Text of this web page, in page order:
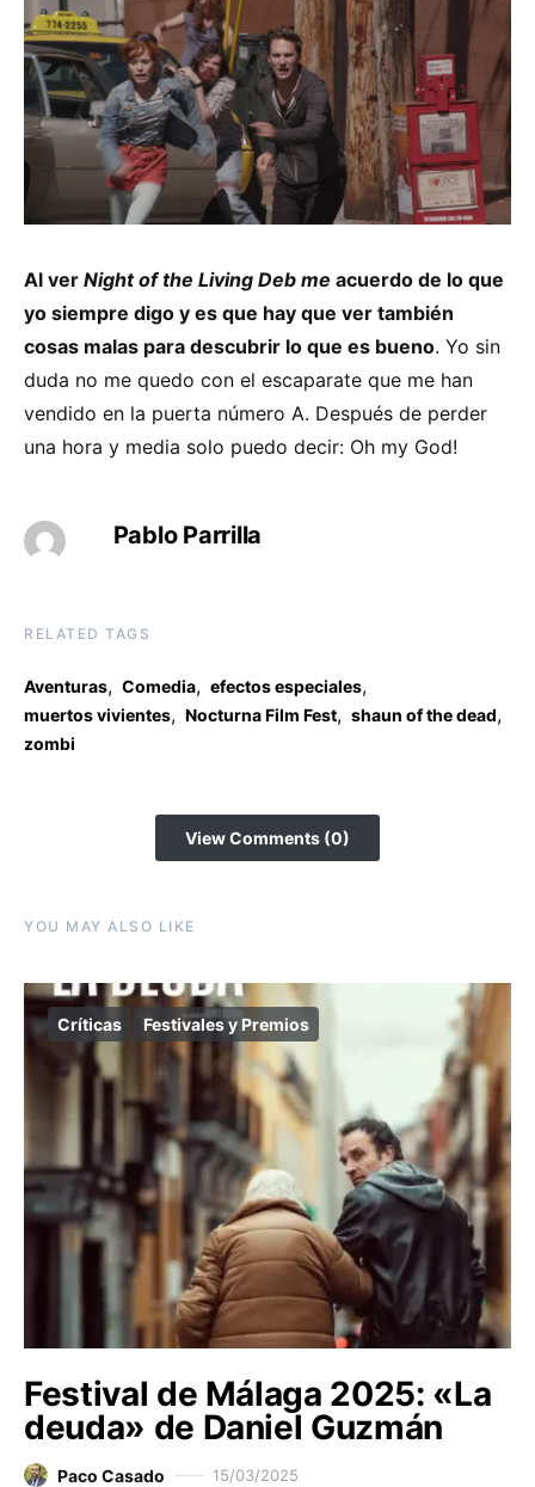
Al ver Night of the Living Deb me acuerdo de lo que
yo siempre digo y es que hay que ver también
cosas malas para descubrir lo que es bueno. Yo sin
duda no me quedo con el escaparate que me han
vendido en la puerta número A. Después de perder
una hora y media solo puedo decir: Oh my God!
Pablo Parrilla
RELATED TAGS
Aventuras, Comedia, efectos especiales,
muertos vivientes, Nocturna Film Fest, shaun of the dead,
zombi
View Comments (0)
YOU MAY ALSO LIKE
Críticas Festivales y Premios
Festival de Málaga 2025: «La
deuda» de Daniel Guzmán
Paco Casado 15/03/2025